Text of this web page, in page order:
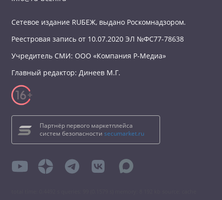
Сетевое издание RUБЕЖ, выдано Роскомнадзором.
Реестровая запись от 10.07.2020 ЭЛ №ФС77-78638
Учредитель СМИ: ООО «Компания Р-Медиа»
Главный редактор: Динеев М.Г.
Партнёр первого маркетплейса
систем безопасности secumarket.ru